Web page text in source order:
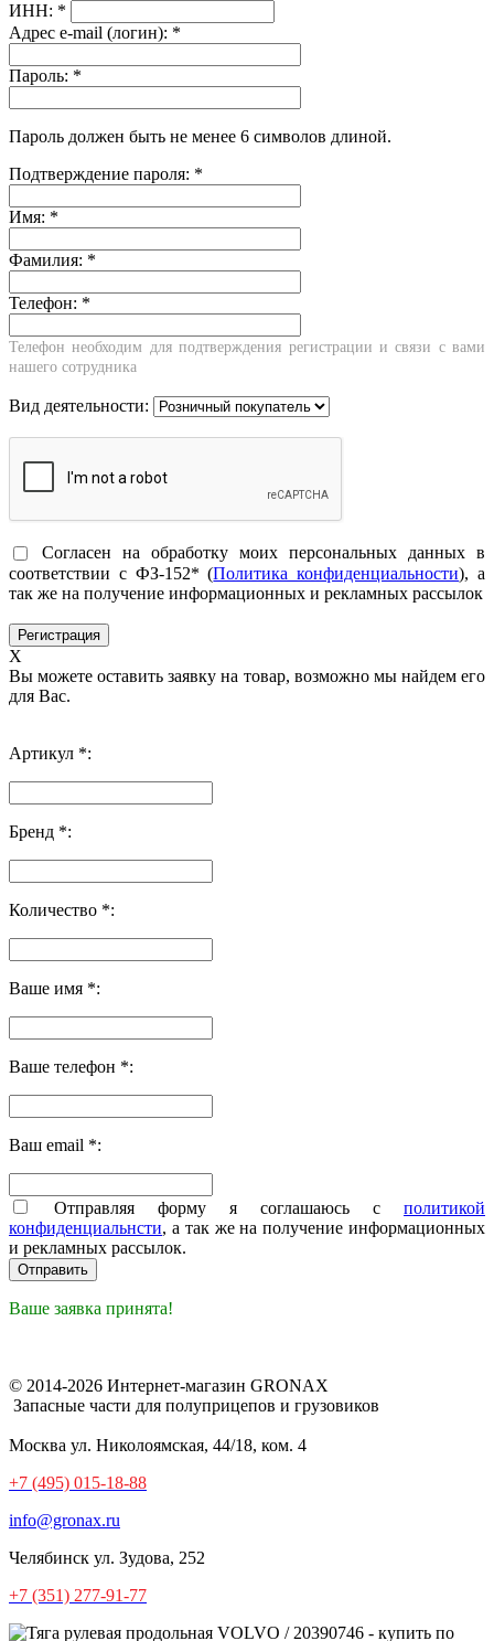
ИНН: *
Адрес e-mail (логин): *
Пароль: *
Пароль должен быть не менее 6 символов длиной.
Подтверждение пароля: *
Имя: *
Фамилия: *
Телефон: *
Телефон необходим для подтверждения регистрации и связи с вами
нашего сотрудника
Вид деятельности:
Согласен на обработку моих персональных данных в
соответствии с ФЗ-152* (Политика конфиденциальности), а
так же на получение информационных и рекламных рассылок
X
Вы можете оставить заявку на товар, возможно мы найдем его
для Вас.
Артикул *:
Бренд *:
Количество *:
Ваше имя *:
Ваше телефон *:
Ваш email *:
Отправляя форму я соглашаюсь с политикой
конфиденциальнсти, а так же на получение информационных
и рекламных рассылок.
Ваше заявка принята!
© 2014-2026 Интернет-магазин GRONAX
Запасные части для полуприцепов и грузовиков
Москва ул. Николоямская, 44/18, ком. 4
+7 (495) 015-18-88
info@gronax.ru
Челябинск ул. Зудова, 252
+7 (351) 277-91-77